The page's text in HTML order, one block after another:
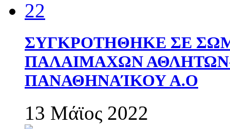
ΣΥΓΚΡΟΤΗΘΗΚΕ ΣΕ
ΠΑΛΑΙΜΑΧΩΝ
ΠΑΝΑΘΗΝΑΊΚΟΥ Α.Ο
13 Μάϊος 2022